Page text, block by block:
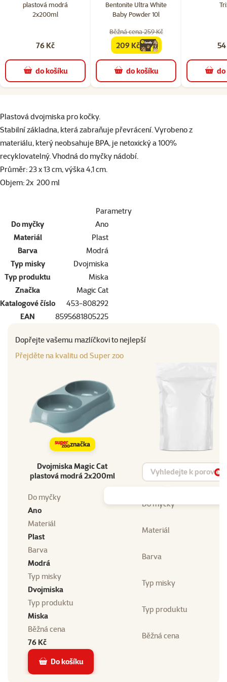
plastová modrá
2x200ml
76 Kč
do košíku
Bentonite Ultra White
Baby Powder 10l
Běžná cena 259 Kč
familycena
209 Kč
do košíku
superzoo.product.detail.content
Plastová dvojmiska pro kočky.
Stabilní základna, která zabraňuje převrácení. Vyrobeno z
materiálu, který neobsahuje BPA, je netoxický a 100%
recyklovatelný. Vhodná do myčky nádobí.
Průměr: 23 x 13 cm, výška 4,1 cm.
Objem: 2x 200 ml
Parametry
Do myčky
Ano
Materiál
Plast
Barva
Modrá
Typ misky
Dvojmiska
Typ produktu
Miska
Značka
Magic Cat
Katalogové číslo
453-808292
EAN
8595681805225
Dopřejte vašemu mazlíčkovi to nejlepší
Přejděte na kvalitu od Super zoo
značka
Dvojmiska Magic Cat
plastová modrá 2x200ml
Vyhledat produkt
Do myčky
Ano
Do myčky
Materiál
Plast
Materiál
Barva
Modrá
Barva
Typ misky
Dvojmiska
Typ misky
Typ produktu
Miska
Typ produktu
Běžná cena
76 Kč
Běžná cena
Do košíku